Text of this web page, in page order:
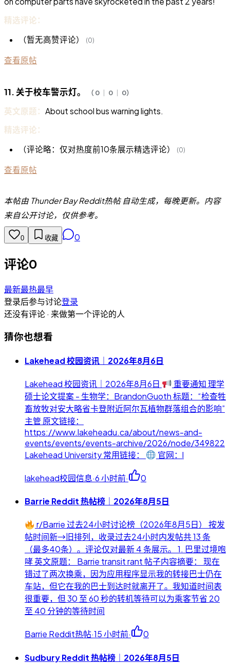
精选评论：
（暂无高赞评论）
(0)
查看原帖
11. 关于校车警示灯。 （ 0 ｜ 0 ｜ 0）
英文原题： About school bus warning lights.
精选评论：
（评论略：仅对热度前10条展示精选评论）
(0)
查看原帖
本帖由 Thunder Bay Reddit热帖 自动生成，每晚更新。内容
来自公开讨论，仅供参考。
0 收藏 0
评论0
最新最热最早
登录后参与讨论登录
还没有评论 · 来做第一个评论的人
猜你也想看
Lakehead 校园资讯｜2026年8月6日
Lakehead 校园资讯｜2026年8月6日
重要通知 理学
硕士论文提案 - 生物学：BrandonGuoth 标题：“检查牲
畜放牧对安大略省卡登附近阿尔瓦植物群落组合的影响”
主管 原文链接：
https://www.lakeheadu.ca/about/news-and-
events/events/events-archive/2026/node/349822
Lakehead University 常用链接：
官网：l
lakehead校园信息·6 小时前· 0
Barrie Reddit 热帖榜｜2026年8月5日
r/Barrie 过去24小时讨论榜（2026年8月5日） 按发
帖时间新→旧排列，收录过去24小时内发帖共 13 条
（最多40条）。评论仅对最新 4 条展示。 1. 巴里过境咆
哮 英文原题： Barrie transit rant 帖子内容摘要： 现在
错过了两次换乘，因为应用程序显示我的转接巴士仍在
车站，但它在我的巴士到达时就离开了。我知道时间表
很重要，但 30 至 60 秒的转机等待可以为乘客节省 20
至 40 分钟的等待时间
Barrie Reddit热帖·15 小时前· 0
Sudbury Reddit 热帖榜｜2026年8月5日